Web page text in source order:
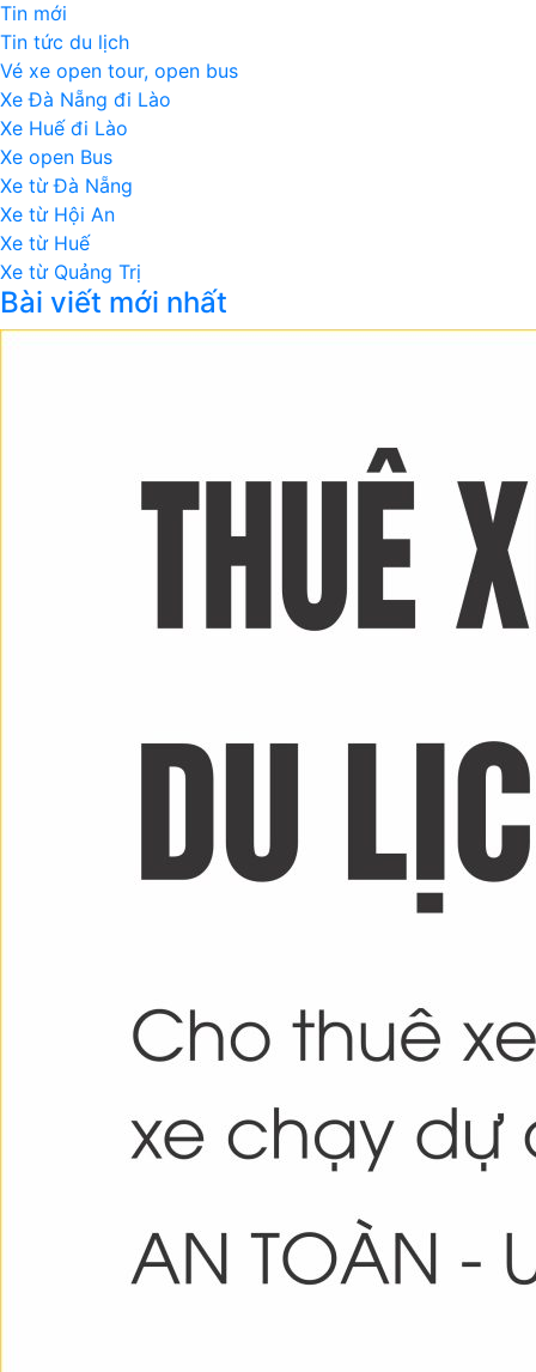
Tin mới
Tin tức du lịch
Vé xe open tour, open bus
Xe Đà Nẵng đi Lào
Xe Huế đi Lào
Xe open Bus
Xe từ Đà Nẵng
Xe từ Hội An
Xe từ Huế
Xe từ Quảng Trị
Bài viết mới nhất